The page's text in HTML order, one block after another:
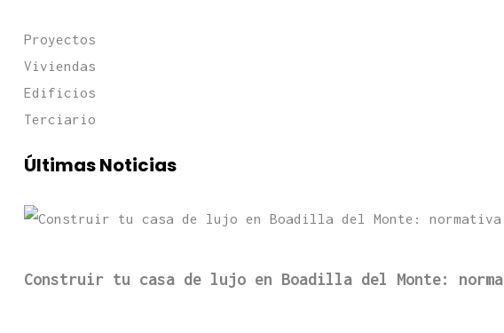
Proyectos
Viviendas
Edificios
Terciario
Últimas Noticias
Construir tu casa de lujo en Boadilla del Monte: